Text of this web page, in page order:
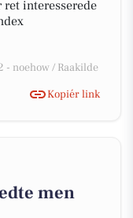
interesserede
noehow / Raakilde
Kopiér link
men